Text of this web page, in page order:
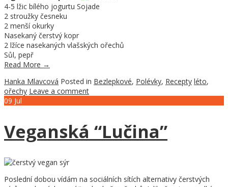
4-5 lžic bílého jogurtu Sojade
2 stroužky česneku
2 menší okurky
Nasekaný čerstvý kopr
2 lžíce nasekaných vlašských ořechů
Sůl, pepř
Read More →
Hanka Mlavcová Posted in Bezlepkové, Polévky, Recepty léto,
ořechy Leave a comment
09 Jul
Veganská “Lučina”
Poslední dobou vídám na sociálních sítích alternativy čerstvých